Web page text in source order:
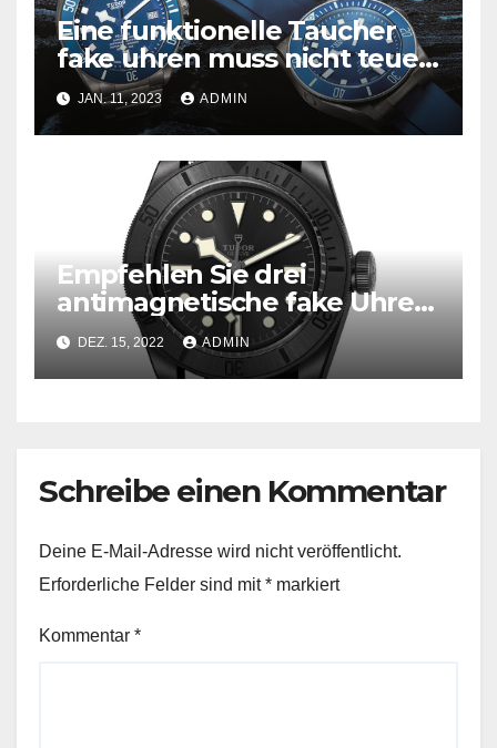
Eine funktionelle Taucher
fake uhren muss nicht teuer
sein
JAN. 11, 2023 ADMIN
Empfehlen Sie drei
antimagnetische fake Uhren
zum gleichen Preis?
DEZ. 15, 2022 ADMIN
Schreibe einen Kommentar
Deine E-Mail-Adresse wird nicht veröffentlicht.
Erforderliche Felder sind mit* markiert
Kommentar *